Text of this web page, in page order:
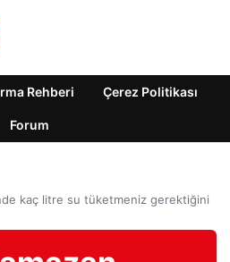
Rehberi Çerez Politikası
Forum
kaç litre su tüketmeniz gerektiğini